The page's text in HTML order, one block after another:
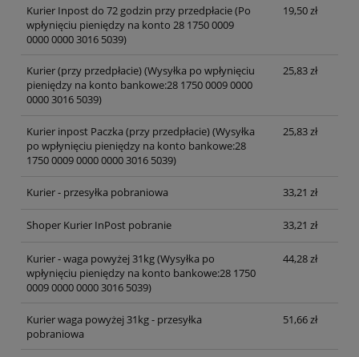
Kurier Inpost do 72 godzin przy przedpłacie(Po
wpłynięciu pieniędzy na konto 28 1750 0009
0000 0000 3016 5039)
19,50 zł
Kurier (przy przedpłacie)(Wysyłka po wpłynięciu
pieniędzy na konto bankowe:28 1750 0009 0000
0000 3016 5039)
25,83 zł
Kurier inpost Paczka (przy przedpłacie)(Wysyłka
po wpłynięciu pieniędzy na konto bankowe:28
1750 0009 0000 0000 3016 5039)
25,83 zł
Kurier - przesyłka pobraniowa 33,21 zł
Shoper Kurier InPost pobranie 33,21 zł
Kurier - waga powyżej 31kg(Wysyłka po
wpłynięciu pieniędzy na konto bankowe:28 1750
0009 0000 0000 3016 5039)
44,28 zł
Kurier waga powyżej 31kg - przesyłka
pobraniowa
51,66 zł